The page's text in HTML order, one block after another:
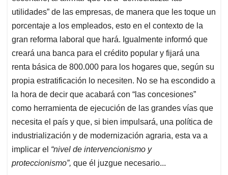
utilidades” de las empresas, de manera que les toque un
porcentaje a los empleados, esto en el contexto de la
gran reforma laboral que hará. Igualmente informó que
creará una banca para el crédito popular y fijará una
renta básica de 800.000 para los hogares que, según su
propia estratificación lo necesiten. No se ha escondido a
la hora de decir que acabará con “las concesiones”
como herramienta de ejecución de las grandes vías que
necesita el país y que, si bien impulsará, una política de
industrialización y de modernización agraria, esta va a
implicar el “nivel de intervencionismo y
proteccionismo”, que él juzgue necesario...